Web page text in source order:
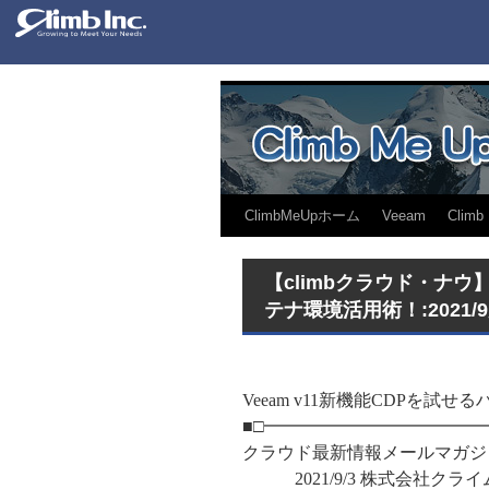
ClimbMeUpホーム Veeam Climb
【climbクラウド・ナ
テナ環境活用術！:2021/
Veeam v11新機能CDPを試せ
クラウド最新情報メールマガ
2021/9/3 株式会社クライ